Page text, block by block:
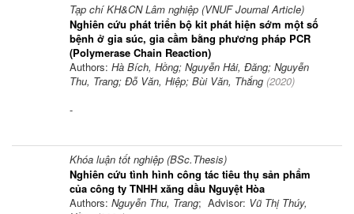
Tạp chí KH&CN Lâm nghiệp (VNUF Journal Article)
Nghiên cứu phát triển bộ kit phát hiện sớm một số
bệnh ở gia súc, gia cầm bằng phương pháp PCR
(Polymerase Chain Reaction)
Authors: Hà Bích, Hồng; Nguyễn Hải, Đăng; Nguyễn
Thu, Trang; Đỗ Văn, Hiệp; Bùi Văn, Thắng (2020)
-
Khóa luận tốt nghiệp (BSc.Thesis)
Nghiên cứu tình hình công tác tiêu thụ sản phẩm
của công ty TNHH xăng dầu Nguyệt Hòa
Authors: Nguyễn Thu, Trang; Advisor: Vũ Thị Thúy,